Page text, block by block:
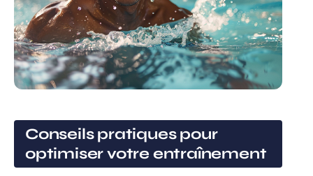
Conseils pratiques pour
optimiser votre entraînement